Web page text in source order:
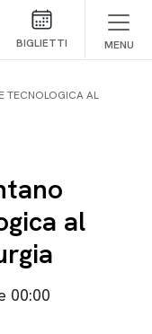
BIGLIETTI MENU
TECNOLOGICA AL
al
00:00